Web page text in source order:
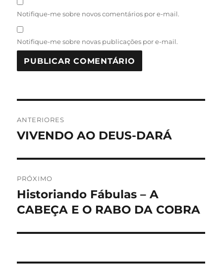
Notifique-me sobre novos comentários por e-mail.
Notifique-me sobre novas publicações por e-mail.
de
ANTERIORES
Post
VIVENDO AO DEUS-DARÁ
PRÓXIMO
Próximo
post:
Historiando Fábulas – A
CABEÇA E O RABO DA COBRA